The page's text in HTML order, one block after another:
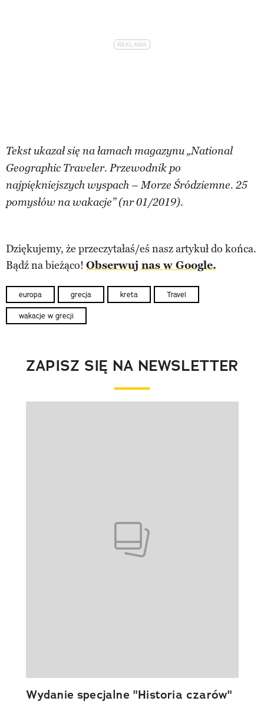
Tekst ukazał się na łamach magazynu „National
Geographic Traveler. Przewodnik po
najpiękniejszych wyspach – Morze Śródziemne. 25
pomysłów na wakacje” (nr 01/2019).
Dziękujemy, że przeczytałaś/eś nasz artykuł do końca.
Bądź na bieżąco! Obserwuj nas w Google.
europa grecja kreta Travel
wakacje w grecji
ZAPISZ SIĘ NA NEWSLETTER
Wydanie specjalne "Historia czarów"